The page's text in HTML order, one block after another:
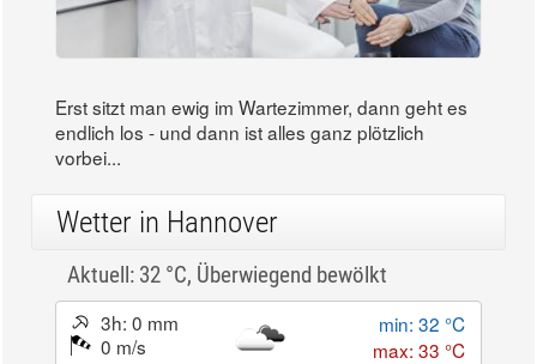
Erst sitzt man ewig im Wartezimmer, dann geht es
endlich los - und dann ist alles ganz plötzlich
vorbei...
Wetter in Hannover
Aktuell: 32 °C, Überwiegend bewölkt
3h: 0 mm
0 m/s
min: 32 °C
max: 33 °C